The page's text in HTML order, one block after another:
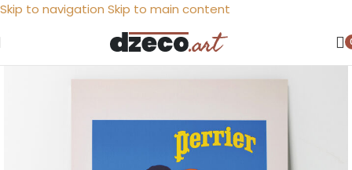
Skip to navigation Skip to main content